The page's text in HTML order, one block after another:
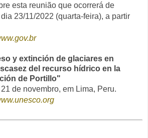
esta reunião que ocorrerá de
23/11/2022 (quarta-feira), a partir
y extinción de glaciares en
del recurso hídrico en la
de Portillo"
de novembro, em Lima, Peru.